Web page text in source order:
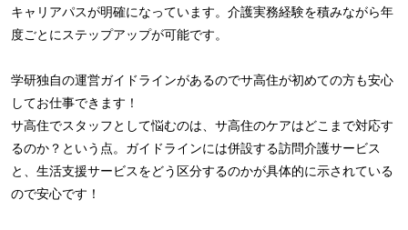
キャリアパスが明確になっています。介護実務経験を積みながら年
度ごとにステップアップが可能です。
学研独自の運営ガイドラインがあるのでサ高住が初めての方も安心
してお仕事できます！
サ高住でスタッフとして悩むのは、サ高住のケアはどこまで対応す
るのか？という点。ガイドラインには併設する訪問介護サービス
と、生活支援サービスをどう区分するのかが具体的に示されている
ので安心です！